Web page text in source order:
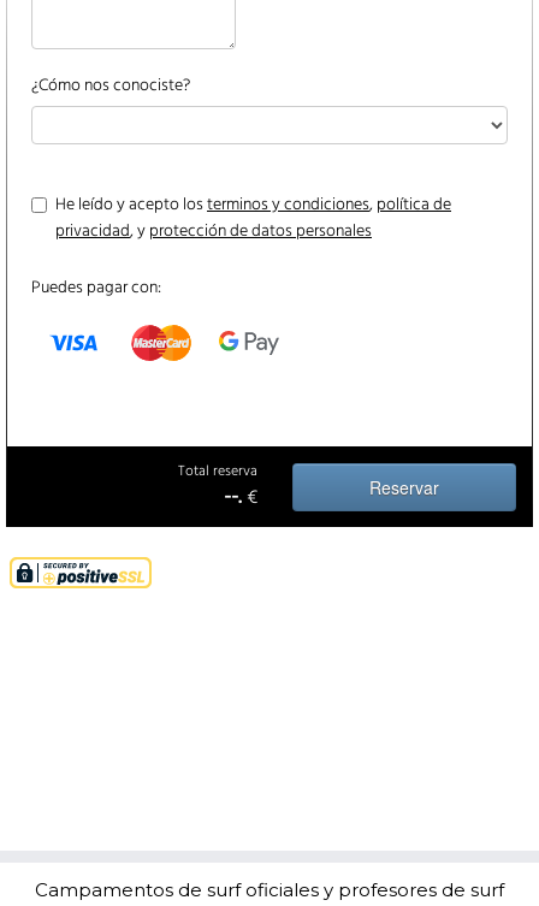
¿Cómo nos conociste?
He leído y acepto losterminos y condiciones,política de
privacidad, yprotección de datos personales
Puedes pagar con:
Total reserva
Reservar
--.€
Campamentos de surf oficiales y profesores de surf